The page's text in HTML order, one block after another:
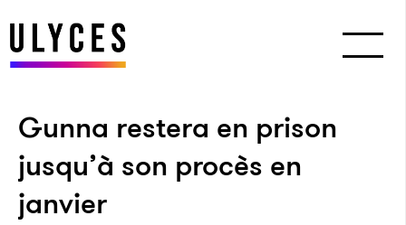
Gunna restera en prison
jusqu’à son procès en
janvier